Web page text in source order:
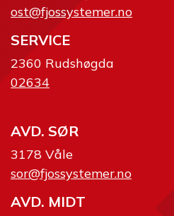
ost@fjossystemer.no
SERVICE
2360 Rudshøgda
02634
AVD. SØR
3178 Våle
sor@fjossystemer.no
AVD. MIDT